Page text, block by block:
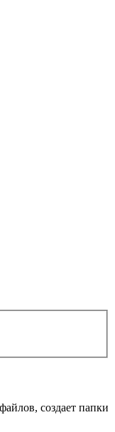
создает папки